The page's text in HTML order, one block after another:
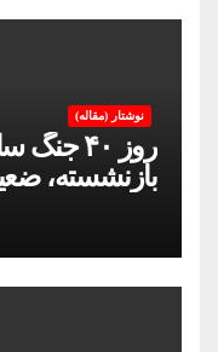
نوشتار (مقاله)
روز ۴۰
بازنشسته،